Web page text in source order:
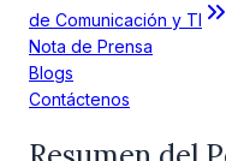
de Comunicación y TI
Nota de Prensa
Blogs
Contáctenos